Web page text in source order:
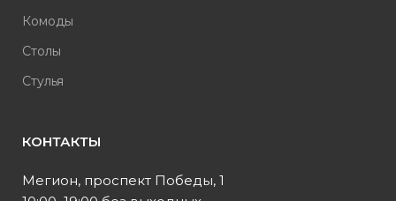
Комоды
Столы
Стулья
КОНТАКТЫ
Мегион, проспект Победы, 1